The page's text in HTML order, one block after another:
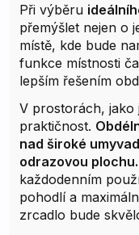
Při výběru
přemýšlet nejen o
místě, kde bude
funkce místnosti
lepším řešením
V prostorách, jako
praktičnost.
nad široké
odrazovou plochu.
každodenním
pohodlí a
zrcadlo bude